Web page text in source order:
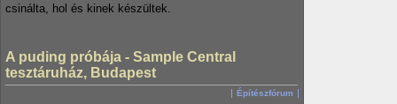
csinálta, hol és kinek készültek.
A puding próbája - Sample Central
tesztáruház, Budapest
Építészfórum